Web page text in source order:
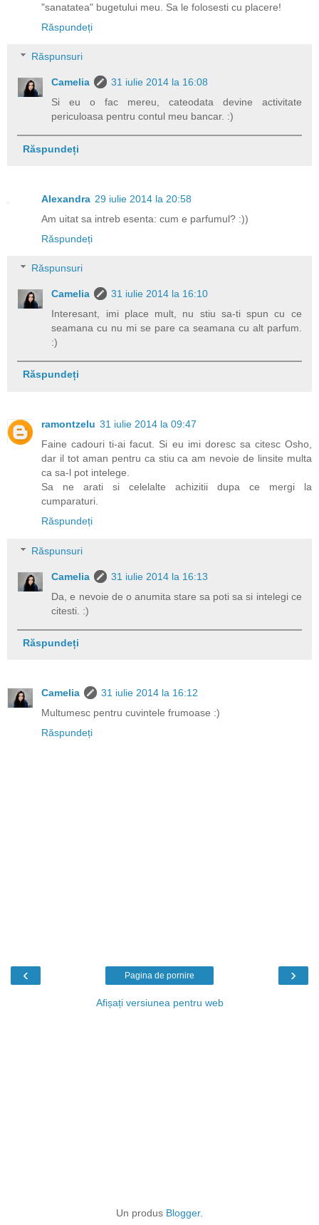
"sanatatea" bugetului meu. Sa le folosesti cu placere!
Răspundeți
Răspunsuri
Camelia
31 iulie 2014 la 16:08
Si eu o fac mereu, cateodata devine activitate
periculoasa pentru contul meu bancar. :)
Răspundeți
Alexandra 29 iulie 2014 la 20:58
Am uitat sa intreb esenta: cum e parfumul? :))
Răspundeți
Răspunsuri
Camelia
31 iulie 2014 la 16:10
Interesant, imi place mult, nu stiu sa-ti spun cu ce
seamana cu nu mi se pare ca seamana cu alt parfum.
:)
Răspundeți
ramontzelu 31 iulie 2014 la 09:47
Faine cadouri ti-ai facut. Si eu imi doresc sa citesc Osho,
dar il tot aman pentru ca stiu ca am nevoie de linsite multa
ca sa-l pot intelege.
Sa ne arati si celelalte achizitii dupa ce mergi la
cumparaturi.
Răspundeți
Răspunsuri
Camelia
31 iulie 2014 la 16:13
Da, e nevoie de o anumita stare sa poti sa si intelegi ce
citesti. :)
Răspundeți
Camelia
31 iulie 2014 la 16:12
Multumesc pentru cuvintele frumoase :)
Răspundeți
‹ ›
Pagina de pornire
Afișați versiunea pentru web
Un produs Blogger.